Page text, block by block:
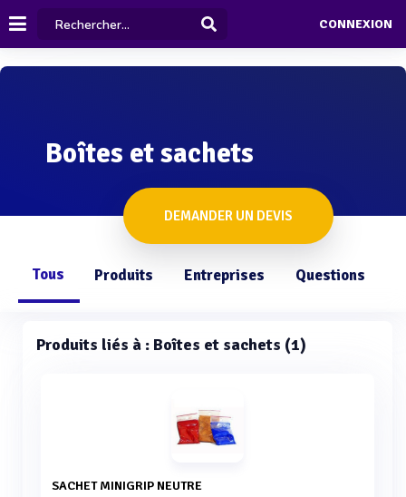
CONNEXION
Boîtes et sachets
DEMANDER UN DEVIS
Tous Produits Entreprises Questions
Produits liés à : Boîtes et sachets (1)
SACHET MINIGRIP NEUTRE